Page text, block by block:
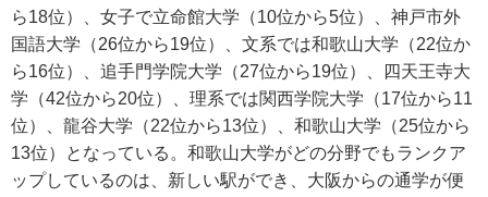
ら18位）、女子で立命館大学（10位から5位）、神戸市外
国語大学（26位から19位）、文系では和歌山大学（22位か
ら16位）、追手門学院大学（27位から19位）、四天王寺大
学（42位から20位）、理系では関西学院大学（17位から11
位）、龍谷大学（22位から13位）、和歌山大学（25位から
13位）となっている。和歌山大学がどの分野でもランクア
ップしているのは、新しい駅ができ、大阪からの通学が便